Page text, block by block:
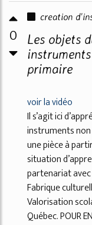
0
creation
Les objets
primaire
voir la vidéo
Il s’agit ici
instruments
une pièce à
situation
partenariat
Fabrique
Valorisation
Québec. POUR